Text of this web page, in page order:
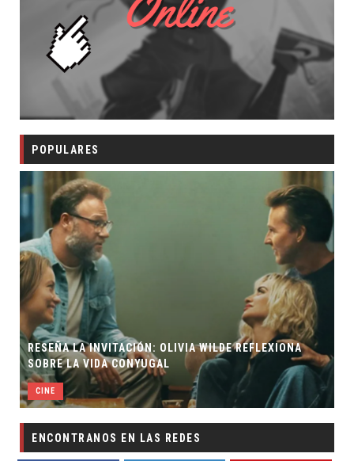
POPULARES
RESEÑA LA INVITACIÓN: OLIVIA WILDE REFLEXIONA
SOBRE LA VIDA CONYUGAL
CINE
ENCONTRANOS EN LAS REDES